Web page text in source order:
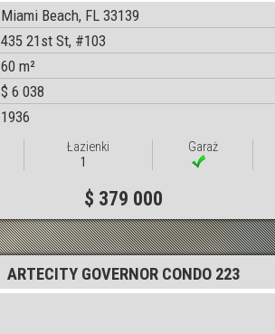
Miami Beach, FL 33139
435 21st St, #103
60 m²
$ 6 038
1936
Łazienki
1
Garaż
$ 379 000
ARTECITY GOVERNOR CONDO 223